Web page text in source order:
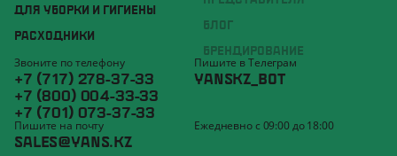
ДЛЯ УБОРКИ И ГИГИЕНЫ
РАСХОДНИКИ
БЛОГ
БРЕНДИРОВАНИЕ
Звоните по телефону
+7 (717) 278-37-33
+7 (800) 004-33-33
+7 (701) 073-37-33
Пишите в Телеграм
YANSKZ_BOT
Пишите на почту
SALES@YANS.KZ
Ежедневно с 09:00 до 18:00